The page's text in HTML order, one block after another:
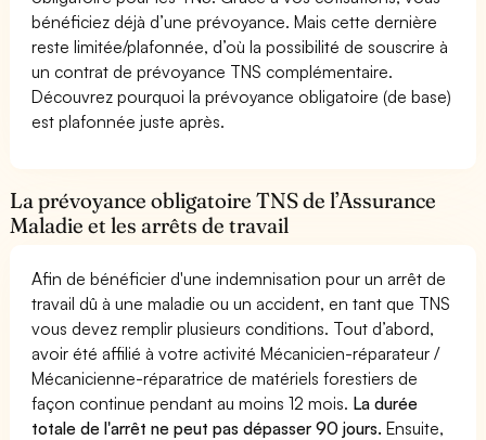
bénéficiez déjà d’une prévoyance. Mais cette dernière
reste limitée/plafonnée, d’où la possibilité de souscrire à
un contrat de prévoyance TNS complémentaire.
Découvrez pourquoi la prévoyance obligatoire (de base)
est plafonnée juste après.
La prévoyance obligatoire TNS de l’Assurance
Maladie et les arrêts de travail
Afin de bénéficier d'une indemnisation pour un arrêt de
travail dû à une maladie ou un accident, en tant que TNS
vous devez remplir plusieurs conditions. Tout d’abord,
avoir été affilié à votre activité Mécanicien-réparateur /
Mécanicienne-réparatrice de matériels forestiers de
façon continue pendant au moins 12 mois. La durée
totale de l'arrêt ne peut pas dépasser 90 jours. Ensuite,